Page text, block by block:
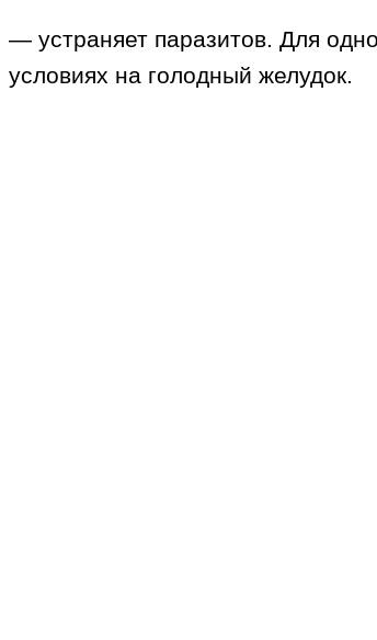
— устраняет паразитов. Для
условиях на голодный желудок.